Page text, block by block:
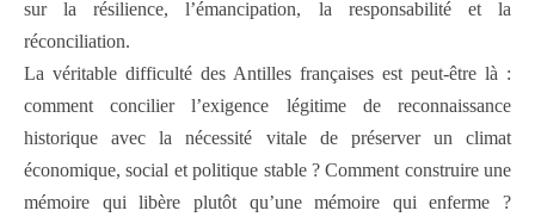
sur la résilience, l’émancipation, la responsabilité et la
réconciliation.
La véritable difficulté des Antilles françaises est peut-être là :
comment concilier l’exigence légitime de reconnaissance
historique avec la nécessité vitale de préserver un climat
économique, social et politique stable ? Comment construire une
mémoire qui libère plutôt qu’une mémoire qui enferme ?